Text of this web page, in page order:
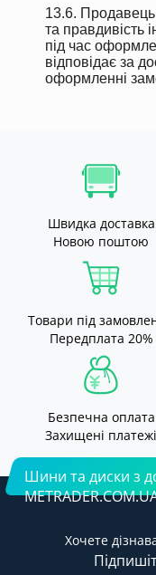
13.6. Продавець
та правдивість
під час
відповідає за
оформленні
Швидка доставка
Новою поштою
Товари під
Передплата 20%
Безпечна оплата
Захищені платежі
Шини та диски з
Хочете